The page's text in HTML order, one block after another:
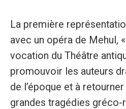
La première
avec un opéra de Mehul,
vocation du Théâtre
promouvoir les auteurs
de l’époque et à
grandes tragédies gréco-